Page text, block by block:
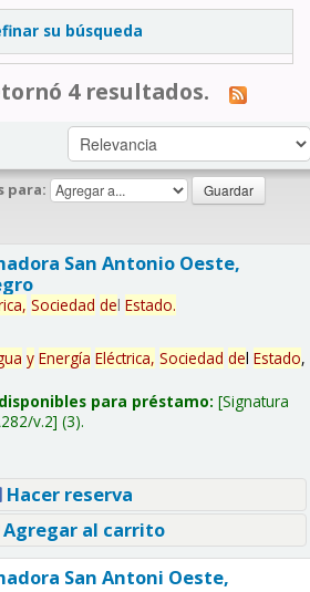
su búsqueda
4 resultados.
para:
San Antonio Oeste,
Sociedad del Estado.
y Energía Eléctrica, Sociedad del Estado,
para préstamo: Signatura
v.2 (3).
Hacer reserva
Agregar al carrito
San Antoni Oeste,